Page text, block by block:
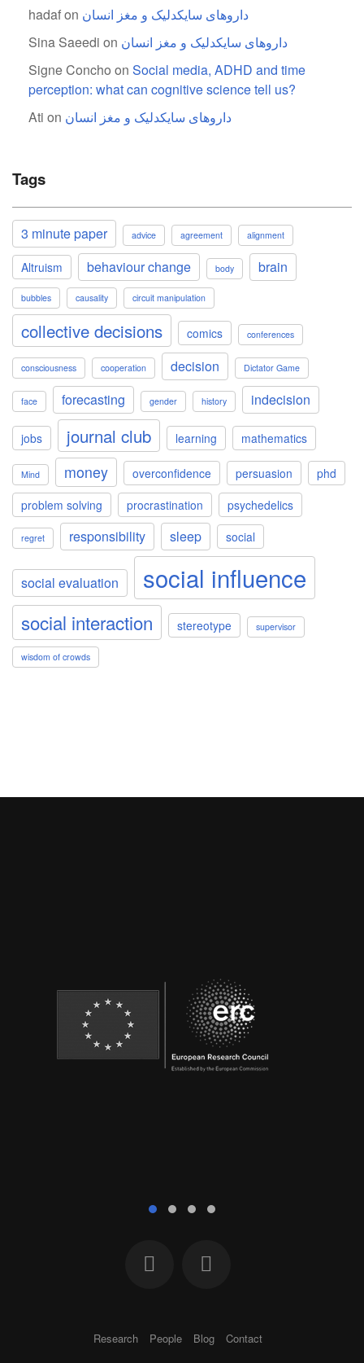
hadafon داروهای سایکدلیک و مغز انسان
Sina Saeedi on داروهای سایکدلیک و مغز انسان
Signe Concho on Social media, ADHD and time
perception: what can cognitive science tell us?
Ati on داروهای سایکدلیک و مغز انسان
Tags
3 minute paper advice agreement alignment
Altruism behaviour change body brain
bubbles causality circuit manipulation
collective decisions comics conferences
consciousness cooperation decision Dictator Game
face forecasting gender history indecision
jobs journal club learning mathematics
Mind money overconfidence persuasion
phd
problem solving
procrastination psychedelics
regret responsibility sleep social
social evaluation social influence
social interaction stereotype supervisor
wisdom of crowds
Research People Blog Contact